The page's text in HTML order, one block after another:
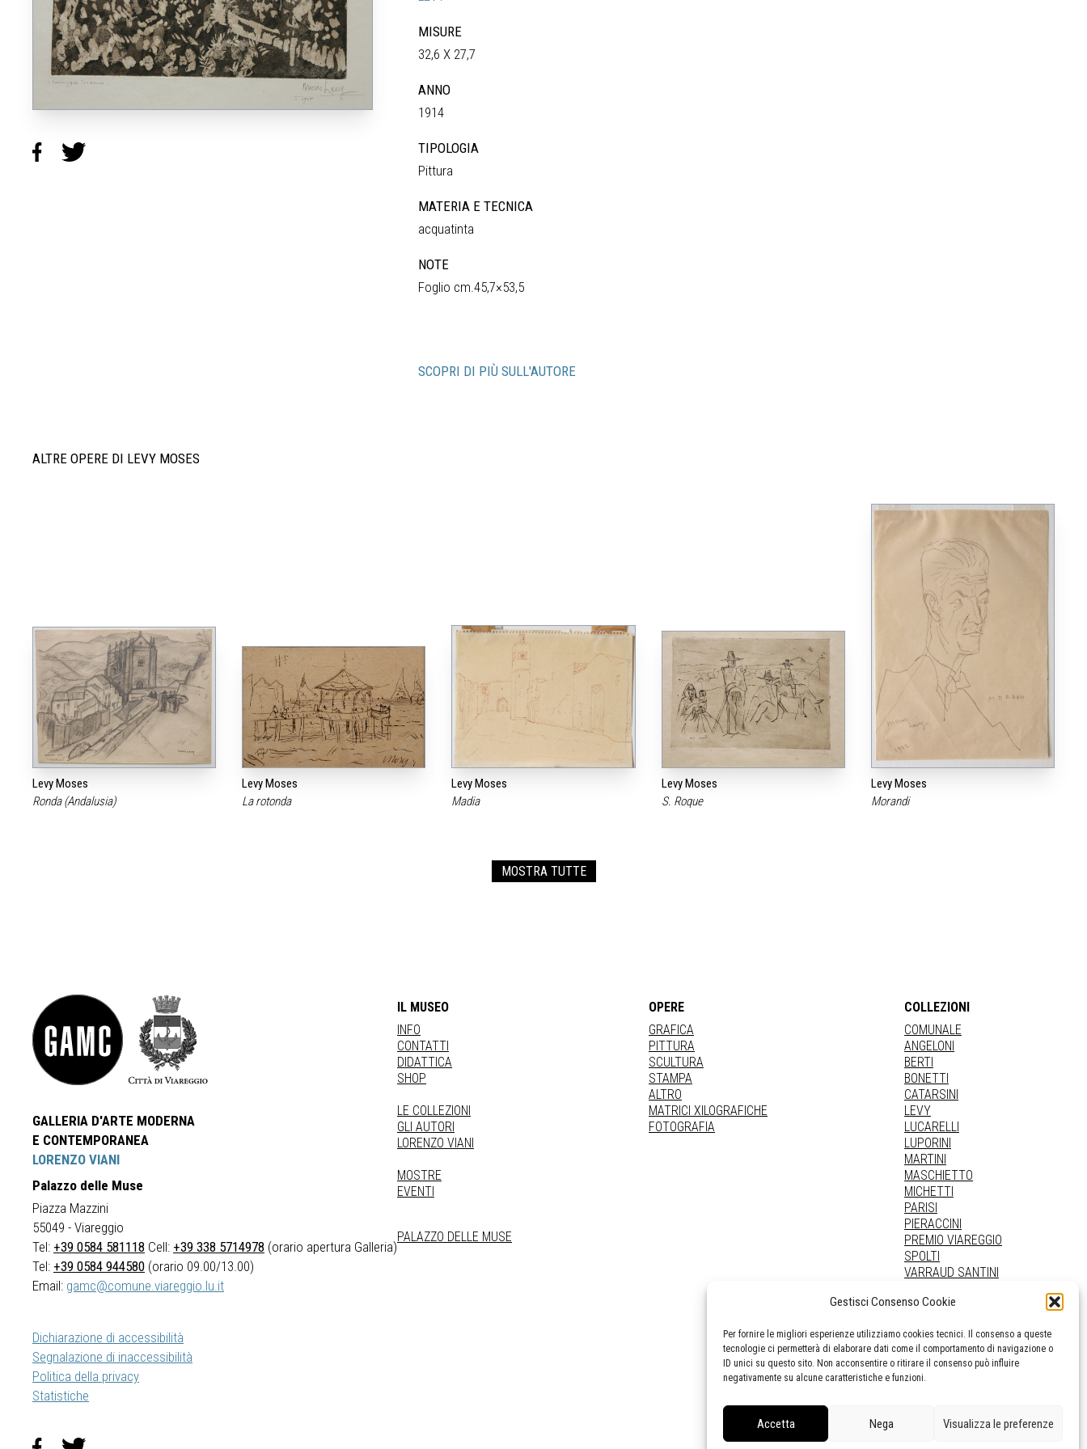
Gestisci Consenso Cookie
Per fornire le migliori esperienze utilizziamo cookies tecnici. Il consenso a queste
tecnologie ci permetterà di elaborare dati come il comportamento di navigazione o
ID unici su questo sito. Non acconsentire o ritirare il consenso può influire
negativamente su alcune caratteristiche e funzioni.
Accetta Nega Visualizza le preferenze
MISURE
32,6 X 27,7
ANNO
1914
TIPOLOGIA
Pittura
MATERIA E TECNICA
acquatinta
NOTE
Foglio cm.45,7×53,5
SCOPRI DI PIÙ SULL'AUTORE
ALTRE OPERE DI LEVY MOSES
Levy Moses
Ronda (Andalusia)
Levy Moses
La rotonda
Levy Moses
Madia
Levy Moses
S. Roque
Levy Moses
Morandi
MOSTRA TUTTE
GALLERIA D'ARTE MODERNA
E CONTEMPORANEA
LORENZO VIANI
Palazzo delle Muse
Piazza Mazzini
55049 - Viareggio
Tel: +39 0584 581118 Cell: +39 338 5714978 (orario apertura Galleria)
Tel: +39 0584 944580 (orario 09.00/13.00)
Email: gamc@comune.viareggio.lu.it
Dichiarazione di accessibilità
Segnalazione di inaccessibilità
Politica della privacy
Statistiche
IL MUSEO
INFO
CONTATTI
DIDATTICA
SHOP
LE COLLEZIONI
GLI AUTORI
LORENZO VIANI
MOSTRE
EVENTI
PALAZZO DELLE MUSE
OPERE
GRAFICA
PITTURA
SCULTURA
STAMPA
ALTRO
MATRICI XILOGRAFICHE
FOTOGRAFIA
COLLEZIONI
COMUNALE
ANGELONI
BERTI
BONETTI
CATARSINI
LEVY
LUCARELLI
LUPORINI
MARTINI
MASCHIETTO
MICHETTI
PARISI
PIERACCINI
PREMIO VIAREGGIO
SPOLTI
VARRAUD SANTINI